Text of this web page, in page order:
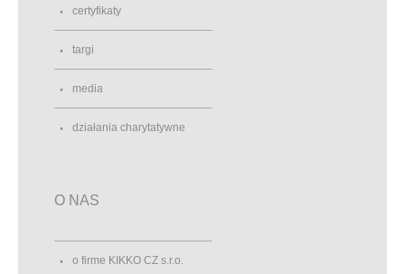
certyfikaty
targi
media
działania charytatywne
O NAS
o firme KIKKO CZ s.r.o.